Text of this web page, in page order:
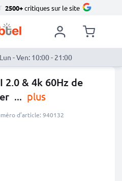
2500+critiques sur le site
- Ven: 10:00 - 21:00
2.0 & 4k 60Hz de
... plus
d’article: 940132